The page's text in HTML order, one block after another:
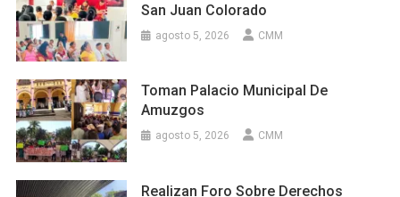
San Juan Colorado
agosto 5, 2026 CMM
Toman Palacio Municipal De
Amuzgos
agosto 5, 2026 CMM
Realizan Foro Sobre Derechos